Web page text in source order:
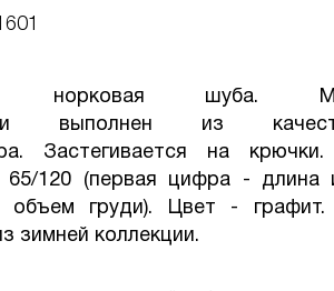
норковая шуба.
выполнен из
Застегивается на
120 (первая цифра - длина
объем груди). Цвет - графит.
зимней коллекции.